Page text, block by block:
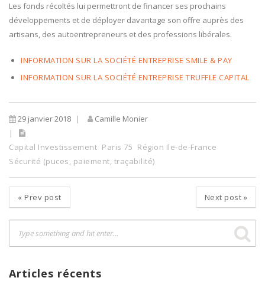
Les fonds récoltés lui permettront de financer ses prochains
développements et de déployer davantage son offre auprès des
artisans, des autoentrepreneurs et des professions libérales.
INFORMATION SUR LA SOCIÉTÉ ENTREPRISE SMILE & PAY
INFORMATION SUR LA SOCIÉTÉ ENTREPRISE TRUFFLE CAPITAL
29 janvier 2018 Camille Monier
Capital Investissement Paris 75 Région Ile-de-France
Sécurité (puces, paiement, traçabilité)
« Prev post Next post »
Articles récents